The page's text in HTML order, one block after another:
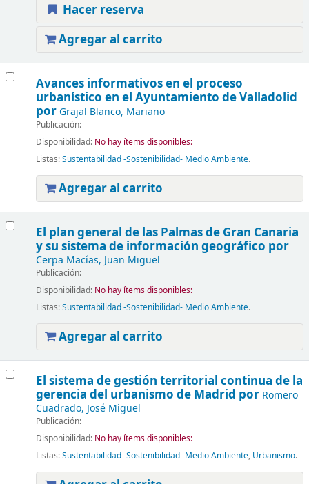
Hacer reserva
Agregar al carrito
Avances informativos en el proceso
urbanístico en el Ayuntamiento de Valladolid
porGrajal Blanco, Mariano
Publicación:
Disponibilidad: No hay ítems disponibles:
Listas:Sustentabilidad -Sostenibilidad- Medio Ambiente.
Agregar al carrito
El plan general de las Palmas de Gran Canaria
y su sistema de información geográfico por
Cerpa Macías, Juan Miguel
Publicación:
Disponibilidad: No hay ítems disponibles:
Listas:Sustentabilidad -Sostenibilidad- Medio Ambiente.
Agregar al carrito
El sistema de gestión territorial continua de la
gerencia del urbanismo de Madrid por Romero
Cuadrado, José Miguel
Publicación:
Disponibilidad: No hay ítems disponibles:
Listas:Sustentabilidad -Sostenibilidad- Medio Ambiente, Urbanismo.